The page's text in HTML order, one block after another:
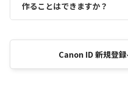
作ることはできますか？
Canon ID 新規登